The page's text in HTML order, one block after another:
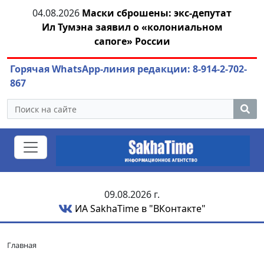
04.08.2026 Маски сброшены: экс-депутат
Ил Тумэна заявил о «колониальном
сапоге» России
Горячая WhatsApp-линия редакции: 8-914-2-702-
867
09.08.2026 г.
ИА SakhaTime в "ВКонтакте"
Главная